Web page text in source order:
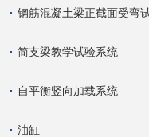
钢筋混凝土梁正截面受弯
简支梁教学试验系统
自平衡竖向加载系统
油缸